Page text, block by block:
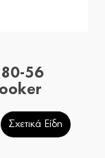
56
Σχετικά Είδη